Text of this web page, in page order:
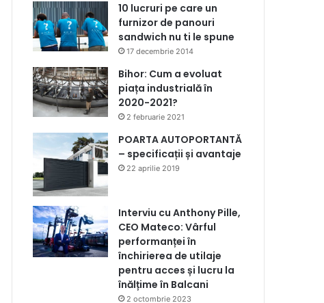
10 lucruri pe care un
furnizor de panouri
sandwich nu ti le spune
17 decembrie 2014
Bihor: Cum a evoluat
piața industrială în
2020-2021?
2 februarie 2021
POARTA AUTOPORTANTĂ
– specificații și avantaje
22 aprilie 2019
Interviu cu Anthony Pille,
CEO Mateco: Vârful
performanței în
închirierea de utilaje
pentru acces și lucru la
înălțime în Balcani
2 octombrie 2023